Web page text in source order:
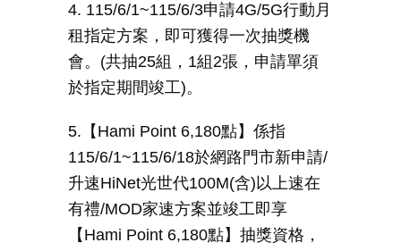
4. 115/6/1~115/6/3申請4G/5G行動月
租指定方案，即可獲得一次抽獎機
會。 (共抽25組， 1組 2張，申請單須
於指定期間竣工)。
5.【 Hami Point 6,180點】係指
115/6/1~115/6/18於網路門市新申請/
升速HiNet光世代100M(含)以上速在
有禮/MOD家速方案並竣工即享
【 Hami Point 6,180點】抽獎資格，